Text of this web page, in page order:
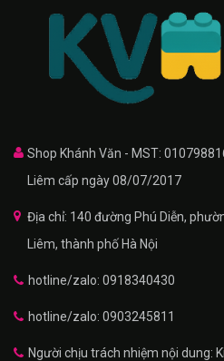
Shop Khánh Văn - MST:
Liêm cấp ngày 08/07/2017
Địa chỉ: 140 đường Phú Diễn,
Liêm, thành phố Hà Nội
hotline/zalo: 0918340430
hotline/zalo: 0903245811
Người chịu trách nhiệm nội dung: